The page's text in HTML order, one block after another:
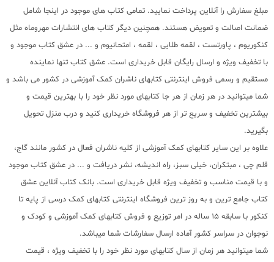
مبلغ سفارش را آنلاین پرداخت نمایید. تمامی کتاب های موجود در اینجا شامل
ضمانت اصالت و تعویض هستند. همچنین دیگر کتاب های انتشارات مهروماه مثل
کنکوریوم ، پاورتست ، لقمه طلایی ، لقمه ، امتحانیوم و ... در عشق کتاب موجود و
با تخفیف ویژه و ارسال رایگان قابل خریداری است. عشق کتاب تنها نماینده
مستقیم و رسمی فروش اینترنتی کتابهای ناشران کمک آموزشی در کشور می باشد و
شما میتوانید در هر زمان از هر جا کتابهای مورد نظر خود را با بهترین قیمت و
بیشترین تخفیف و سریع تر از هر فروشگاه خریداری کنید و درب منزل تحویل
بگیرید.
علاوه بر این سایر کتابهای کمک آموزشی از کلیه ناشران فعال در کشور مانند گاج،
قلم چی ، مبتکران، خیلی سبز، راه اندیشه، نشر دریافت و ... در عشق کتاب موجود
و با قیمت مناسب و تخفیف ویژه قابل خریداری است. بانک کتاب آنلاین عشق
کتاب جامع ترین و به روز ترین فروشگاه اینترنتی کتابهای کمک درسی از پایه تا
کنکور با سابقه 15 ساله در امر توزیع و فروش کتابهای کمک آموزشی و کودک و
نوجوان در سراسر کشور آماده ارسال سفارشات شما میباشد.
شما میتوانید هر زمان از سال کتابهای مورد نظر خود را با تخفیف ویژه ، قیمت